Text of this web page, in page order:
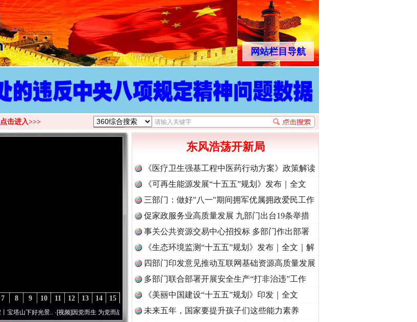
网站栏目导航
点击进入>>>
15
14
13
12
11
10
9
8
7
好光景..·[视频]因党而生 为党而战——百年“纪”事⑧加强纪律..·[视频]牢记初心使命 奋进复兴征程丨“转折之城”激荡..
东风浩荡开新局
《医疗卫生强基工程中医药行动方案》政策解读
《可再生能源发展“十五五”规划》发布｜全文
三部门：做好"八一"期间拥军优属拥政爱民工作
促家政服务业高质量发展 九部门出台19条举措
事关公共资源交易中心招投标 多部门作出部署
《生态环境监测“十五五”规划》发布｜全文｜解
读
四部门印发意见推动互联网基础资源高质量发展
多部门联合部署开展安全生产“打非治违”工作
《美丽中国建设“十五五”规划》印发｜全文
未来五年，国家要提升孩子们这些能力素养